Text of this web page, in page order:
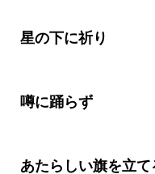
星の下に祈り
噂に踊らず
あたらしい旗を立て